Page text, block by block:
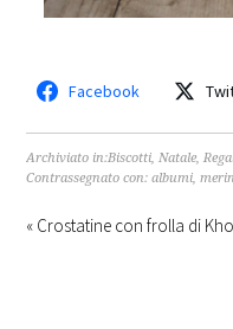
Facebook
Archiviato in:Biscotti,Natale,
Contrassegnato con:albumi,
« Crostatine con frolla di